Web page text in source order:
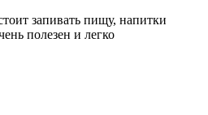
запивать пищу, напитки
полезен и легко